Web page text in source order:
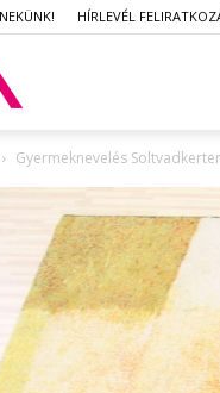
HÍRLEVÉL
Gyermeknevelés